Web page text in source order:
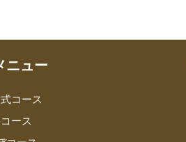
ニュー
コース
ース